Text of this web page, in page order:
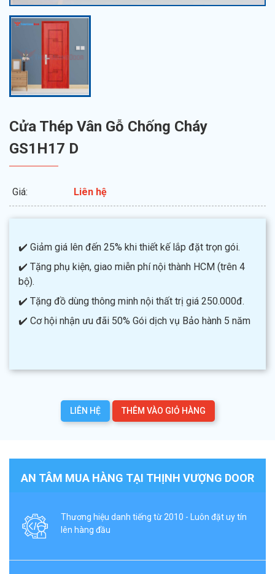
Cửa Thép Vân Gỗ Chống Cháy
GS1H17 D
Giá: Liên hệ
✔️ Giảm giá lên đến 25% khi thiết kế lắp đặt trọn gói.
✔️ Tặng phụ kiện, giao miễn phí nội thành HCM (trên 4
bộ).
✔️ Tặng đồ dùng thông minh nội thất trị giá 250.000đ.
✔️ Cơ hội nhận ưu đãi 50% Gói dịch vụ Bảo hành 5 năm
LIÊN HỆ THÊM VÀO GIỎ HÀNG
AN TÂM MUA HÀNG TẠI THỊNH VƯỢNG DOOR
Thương hiệu danh tiếng từ 2010 - Luôn đặt uy tín
lên hàng đầu